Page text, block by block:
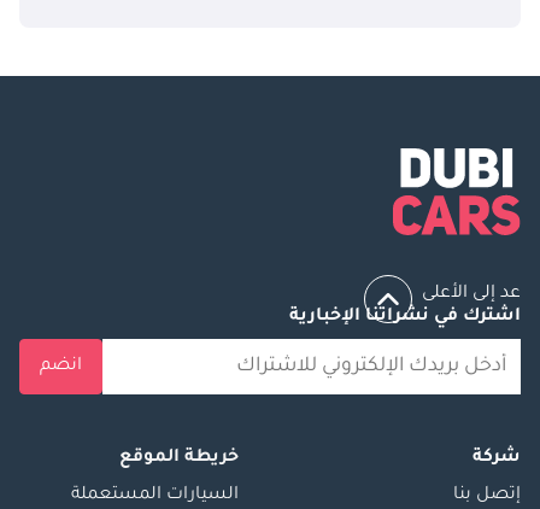
عد إلى الأعلى
اشترك في نشراتنا الإخبارية
انضم
شركة
إتصل بنا
خريطة الموقع
السيارات المستعملة